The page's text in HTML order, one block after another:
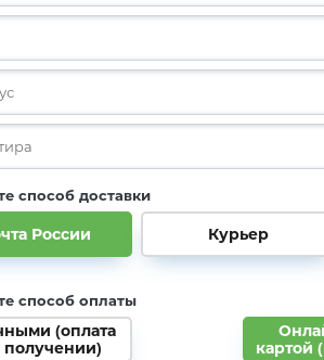
способ доставки
России Курьер
способ оплаты
(оплата
картой